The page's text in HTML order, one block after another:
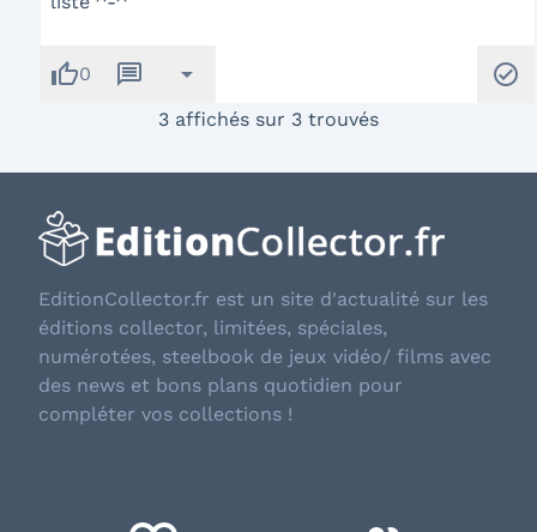
thumb_up0 message arrow_drop_down check_circle
3 affichés sur 3 trouvés
EditionCollector.fr est un site d'actualité sur les
éditions collector, limitées, spéciales,
numérotées, steelbook de jeux vidéo/ films avec
des news et bons plans quotidien pour
compléter vos collections !